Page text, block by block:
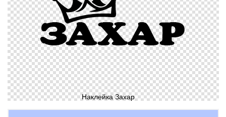
Наклейка Захар